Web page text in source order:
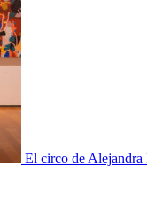
El circo de Alejandra